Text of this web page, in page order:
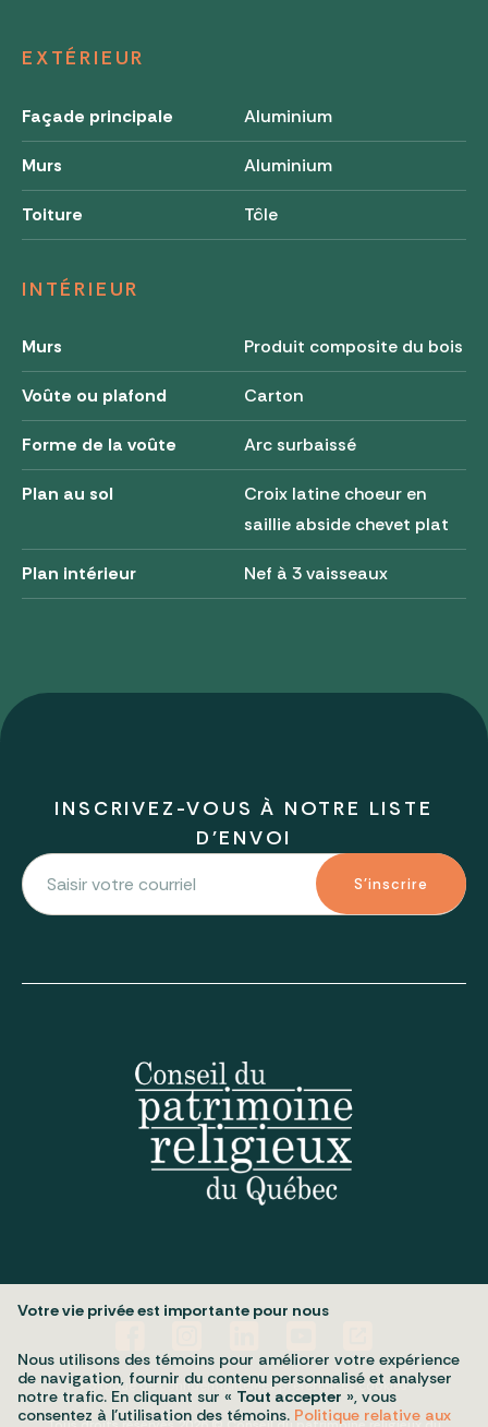
EXTÉRIEUR
Façade principale Aluminium
Murs Aluminium
Toiture Tôle
INTÉRIEUR
Murs Produit composite du bois
Voûte ou plafond Carton
Forme de la voûte Arc surbaissé
Plan au sol
Croix latine choeur en
saillie abside chevet plat
Plan intérieur Nef à 3 vaisseaux
INSCRIVEZ-VOUS À NOTRE LISTE
D'ENVOI
S'inscrire
Politique de confidentialitéMes préférences cookies
Votre vie privée est importante pour nous
Nous utilisons des témoins pour améliorer votre expérience
de navigation, fournir du contenu personnalisé et analyser
notre trafic. En cliquant sur « Tout accepter », vous
consentez à l’utilisation des témoins. Politique relative aux